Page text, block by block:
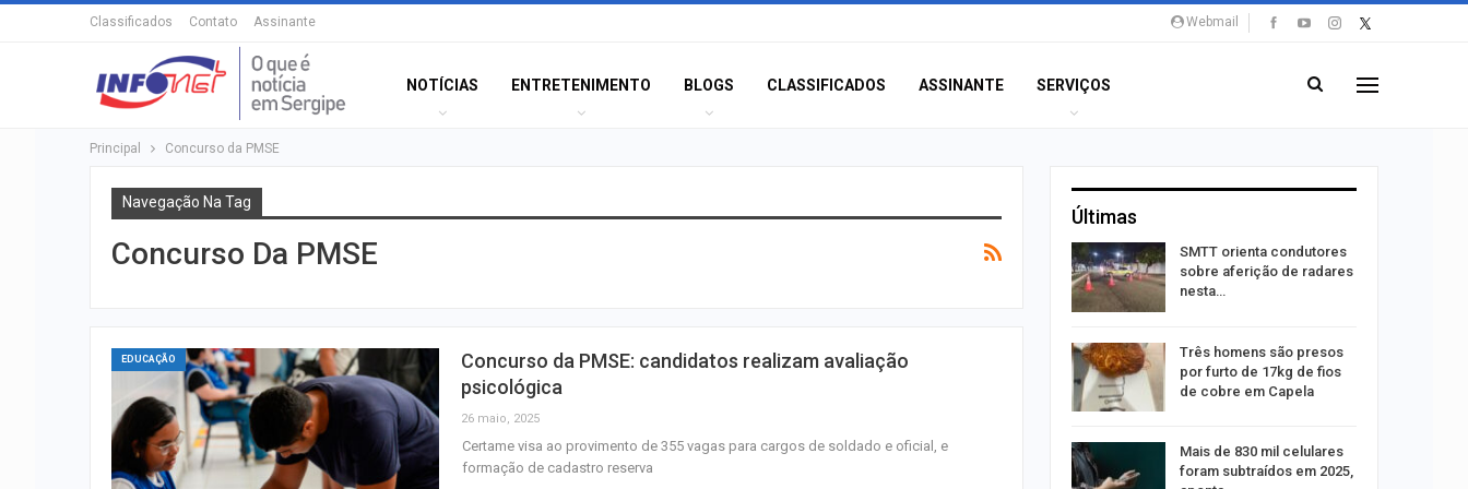
Webmail
Classificados Contato Assinante
NOTÍCIAS ENTRETENIMENTO BLOGS CLASSIFICADOS ASSINANTE SERVIÇOS
Principal Concurso da PMSE
Navegação Na Tag
Concurso Da PMSE
EDUCAÇÃO
Concurso da PMSE: candidatos realizam avaliação
psicológica
26 maio, 2025
Certame visa ao provimento de 355 vagas para cargos de soldado e oficial, e
formação de cadastro reserva
Últimas
Moradores protestam por
Bairro América recebe
décima edição do projeto
Pinguim-de-magalhães é
SMTT orienta condutores
sobre aferição de radares
nesta…
Três homens são presos
por furto de 17kg de fios
de cobre em Capela
Mais de 830 mil celulares
foram subtraídos em 2025,